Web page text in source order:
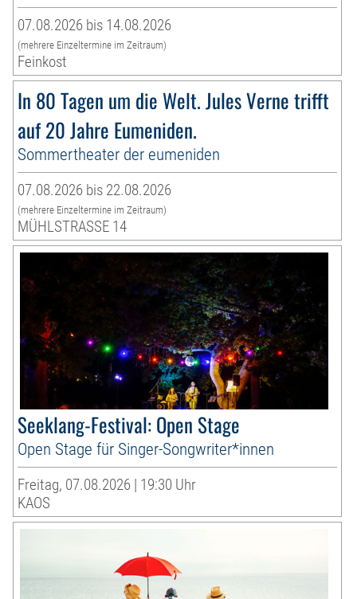
07.08.2026 bis 14.08.2026
(mehrere Einzeltermine im Zeitraum)
Feinkost
In 80 Tagen um die Welt. Jules Verne trifft
auf 20 Jahre Eumeniden.
Sommertheater der eumeniden
07.08.2026 bis 22.08.2026
(mehrere Einzeltermine im Zeitraum)
MÜHLSTRASSE 14
Seeklang-Festival: Open Stage
Open Stage für Singer-Songwriter*innen
Freitag, 07.08.2026 | 19:30 Uhr
KAOS